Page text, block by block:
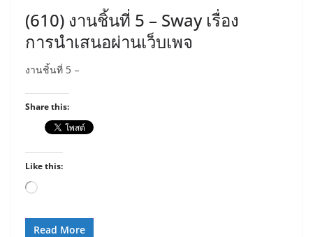
(610) งานชิ้นที่ 5 – Sway เรื่อง
การนำเสนอผ่านเว็บเพจ
งานชิ้นที่ 5 –
Share this:
Like this:
Loading…
Read More